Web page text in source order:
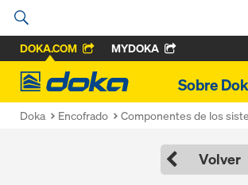
DOKA.COM MYDOKA
Doka
Sobre
Doka Encofrado Componentes de los
Volver